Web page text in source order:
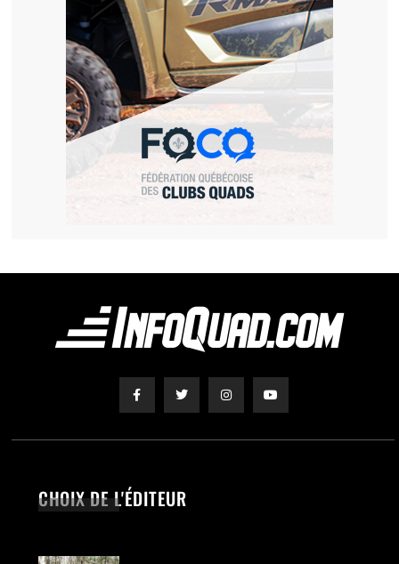
CHOIX DE L'ÉDITEUR